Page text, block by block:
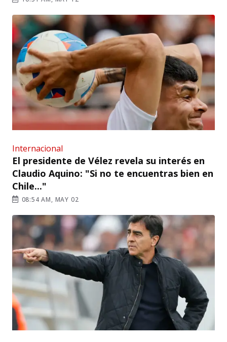
Internacional
El presidente de Vélez revela su interés en
Claudio Aquino: "Si no te encuentras bien en
Chile..."
08:54 AM, MAY 02